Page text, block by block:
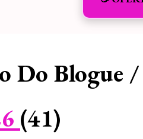
Do Blogue
(41)